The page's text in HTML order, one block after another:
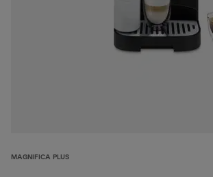
MAGNIFICA PLUS